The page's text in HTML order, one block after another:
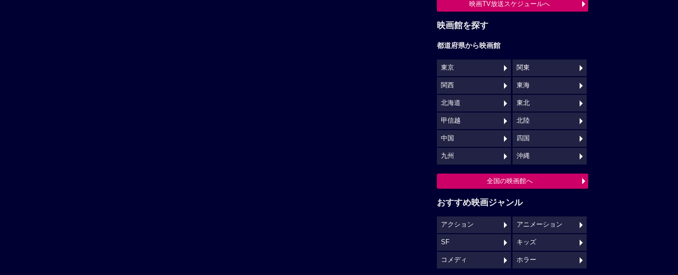
映画TV放送スケジュールへ
映画館を探す
都道府県から映画館
東京 関東
関西 東海
北海道 東北
甲信越 北陸
中国 四国
九州 沖縄
全国の映画館へ
おすすめ映画ジャンル
アクション アニメーション
SF キッズ
コメディ ホラー